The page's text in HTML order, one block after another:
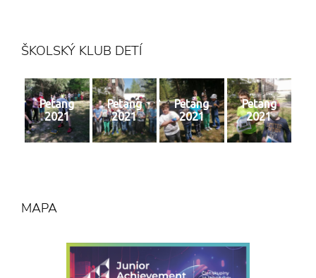
ŠKOLSKÝ KLUB DETÍ
Petang
2021
Petang
2021
Petang
2021
Petang
2021
MAPA